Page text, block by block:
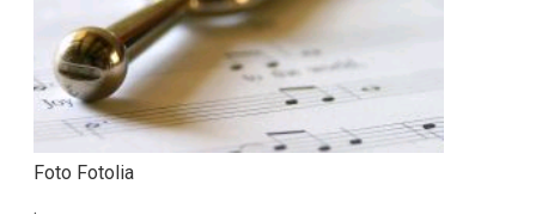
Foto Fotolia
.